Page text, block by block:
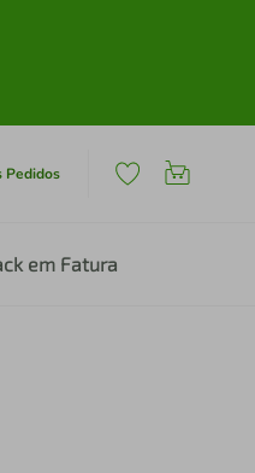
Pedidos
em Fatura